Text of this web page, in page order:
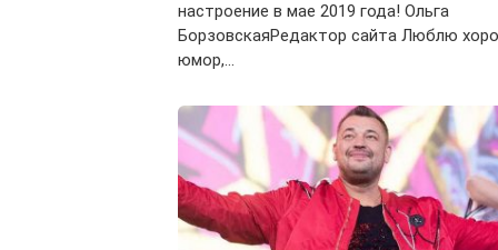
настроение в мае 2019 года! Ольга
БорзовскаяРедактор сайта Люблю
юмор,…